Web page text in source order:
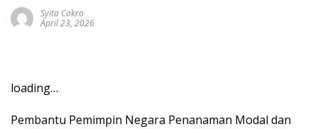
Syita Cokro
April 23, 2026
loading…
Pembantu Pemimpin Negara Penanaman Modal dan